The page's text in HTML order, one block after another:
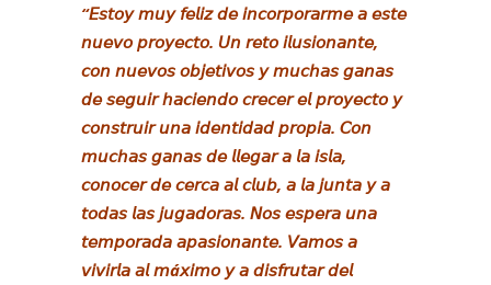
“𝘌𝘴𝘵𝘰𝘺 𝘮𝘶𝘺 𝘧𝘦𝘭𝘪𝘻 𝘥𝘦 𝘪𝘯𝘤𝘰𝘳𝘱𝘰𝘳𝘢𝘳𝘮𝘦 𝘢 𝘦𝘴𝘵𝘦
𝘯𝘶𝘦𝘷𝘰 𝘱𝘳𝘰𝘺𝘦𝘤𝘵𝘰. 𝘜𝘯 𝘳𝘦𝘵𝘰 𝘪𝘭𝘶𝘴𝘪𝘰𝘯𝘢𝘯𝘵𝘦,
𝘤𝘰𝘯 𝘯𝘶𝘦𝘷𝘰𝘴 𝘰𝘣𝘫𝘦𝘵𝘪𝘷𝘰𝘴 𝘺 𝘮𝘶𝘤𝘩𝘢𝘴 𝘨𝘢𝘯𝘢𝘴
𝘥𝘦 𝘴𝘦𝘨𝘶𝘪𝘳 𝘩𝘢𝘤𝘪𝘦𝘯𝘥𝘰 𝘤𝘳𝘦𝘤𝘦𝘳 𝘦𝘭 𝘱𝘳𝘰𝘺𝘦𝘤𝘵𝘰 𝘺
𝘤𝘰𝘯𝘴𝘵𝘳𝘶𝘪𝘳 𝘶𝘯𝘢 𝘪𝘥𝘦𝘯𝘵𝘪𝘥𝘢𝘥 𝘱𝘳𝘰𝘱𝘪𝘢. 𝘊𝘰𝘯
𝘮𝘶𝘤𝘩𝘢𝘴 𝘨𝘢𝘯𝘢𝘴 𝘥𝘦 𝘭𝘭𝘦𝘨𝘢𝘳 𝘢 𝘭𝘢 𝘪𝘴𝘭𝘢,
𝘤𝘰𝘯𝘰𝘤𝘦𝘳 𝘥𝘦 𝘤𝘦𝘳𝘤𝘢 𝘢𝘭 𝘤𝘭𝘶𝘣, 𝘢 𝘭𝘢 𝘫𝘶𝘯𝘵𝘢 𝘺 𝘢
𝘵𝘰𝘥𝘢𝘴 𝘭𝘢𝘴 𝘫𝘶𝘨𝘢𝘥𝘰𝘳𝘢𝘴. 𝘕𝘰𝘴 𝘦𝘴𝘱𝘦𝘳𝘢 𝘶𝘯𝘢
𝘵𝘦𝘮𝘱𝘰𝘳𝘢𝘥𝘢 𝘢𝘱𝘢𝘴𝘪𝘰𝘯𝘢𝘯𝘵𝘦. 𝘝𝘢𝘮𝘰𝘴 𝘢
𝘷𝘪𝘷𝘪𝘳𝘭𝘢 𝘢𝘭 𝘮á𝘹𝘪𝘮𝘰 𝘺 𝘢 𝘥𝘪𝘴𝘧𝘳𝘶𝘵𝘢𝘳 𝘥𝘦𝘭